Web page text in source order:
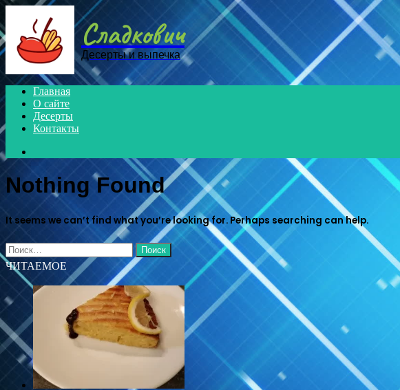
Сладкович
Десерты и выпечка
Главная
О сайте
Десерты
Контакты
for
Nothing Found
It seems we can’t find what you’re looking for. Perhaps searching can help.
Найти:
ЧИТАЕМОЕ